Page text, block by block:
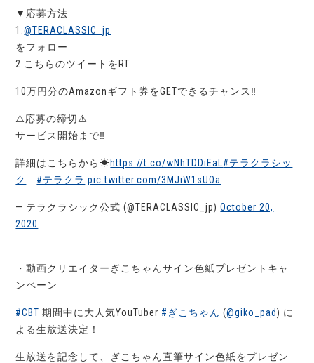
▼応募方法
1.@TERACLASSIC_jp
をフォロー
2.こちらのツイートをRT
10万円分のAmazonギフト券をGETできるチャンス‼️
⚠️応募の締切⚠️
サービス開始まで‼️
詳細はこちらから☀https://t.co/wNhTDDiEaL#テラクラシッ
ク
#テラクラ pic.twitter.com/3MJiW1sUOa
— テラクラシック公式 (@TERACLASSIC_jp)October 20,
2020
・動画クリエイターぎこちゃんサイン色紙プレゼントキャ
ンペーン
#CBT 期間中に大人気YouTuber #ぎこちゃん (@giko_pad) に
よる生放送決定！
生放送を記念して、ぎこちゃん直筆サイン色紙をプレゼン